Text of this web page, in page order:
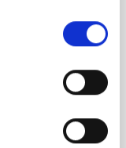
acogió la
reunió a
técnico del